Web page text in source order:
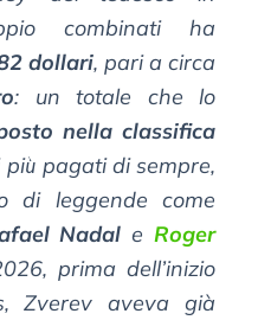
combinati ha
dollari, pari a circa
: un totale che lo
nella classifica
pagati di sempre,
di leggende come
Nadal eRoger
prima dell’inizio
Zverev aveva già